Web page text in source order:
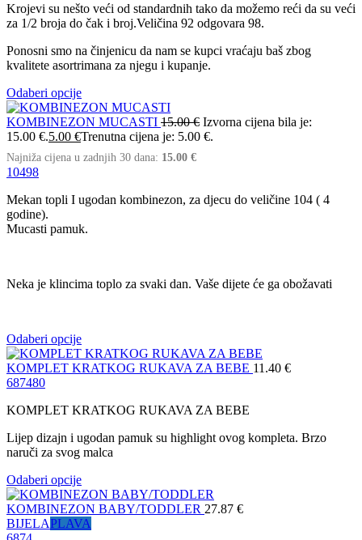
Krojevi su nešto veći od standardnih tako da možemo reći da su veći
za 1/2 broja do čak i broj.Veličina 92 odgovara 98.
Ponosni smo na činjenicu da nam se kupci vraćaju baš zbog
kvalitete asortrimana za njegu i kupanje.
Odaberi opcije
KOMBINEZON MUCASTI 15.00€ Izvorna cijena bila je:
15.00 €.5.00 €Trenutna cijena je: 5.00 €.
Najniža cijena u zadnjih 30 dana: 15.00 €
10498
Mekan topli I ugodan kombinezon, za djecu do veličine 104 ( 4
godine).
Mucasti pamuk.
Neka je klincima toplo za svaki dan. Vaše dijete će ga obožavati
Odaberi opcije
KOMPLET KRATKOG RUKAVA ZA BEBE 11.40 €
687480
KOMPLET KRATKOG RUKAVA ZA BEBE
Lijep dizajn i ugodan pamuk su highlight ovog kompleta. Brzo
naruči za svog malca
Odaberi opcije
KOMBINEZON BABY/TODDLER 27.87 €
BIJELAPLAVA